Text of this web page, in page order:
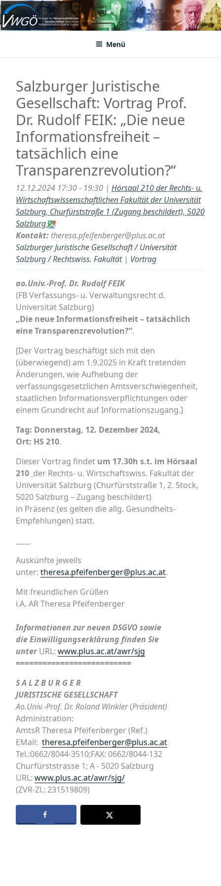
Zum
Inhalt
springenVWGÖ
Federation of Austrian Scientific Societies
Menü
Salzburger Juristische
Gesellschaft: Vortrag Prof.
Dr. Rudolf FEIK: „Die neue
Informationsfreiheit –
tatsächlich eine
Transparenzrevolution?“
12.12.2024 17:30 - 19:30 | Hörsaal 210 der Rechts- u.
Wirtschaftswissenschaftlichen Fakultät der Universität
Salzburg, Churfürststraße 1 (Zugang beschildert), 5020
Salzburg
Kontakt: theresa.pfeifenberger@plus.ac.at
Salzburger Juristische Gesellschaft / Universität
Salzburg / Rechtswiss. Fakultät| Vortrag
ao.Univ.-Prof. Dr. Rudolf FEIK
(FB Verfassungs- u. Verwaltungsrecht d.
Universität Salzburg)
„Die neue Informationsfreiheit – tatsächlich
eine Transparenzrevolution?“.
[Der Vortrag beschäftigt sich mit den
(überwiegend) am 1.9.2025 in Kraft tretenden
Änderungen, wie Aufhebung der
verfassungsgesetzlichen Amtsverschwiegenheit,
staatlichen Informationsverpflichtungen oder
einem Grundrecht auf Informationszugang.]
Tag: Donnerstag, 12. Dezember 2024,
Ort: HS 210.
Dieser Vortrag findet um 17.30h s.t. im Hörsaal
210 der Rechts- u. Wirtschaftswiss. Fakultät der
Universität Salzburg (Churfürststraße 1, 2. Stock,
5020 Salzburg – Zugang beschildert)
in Präsenz (es gelten die allg. Gesundheits-
Empfehlungen) statt.
Auskünfte jeweils
unter: theresa.pfeifenberger@plus.ac.at.
Mit freundlichen Grüßen
i.A. AR Theresa Pfeifenberger
Informationen zur neuen DSGVO sowie
dieEinwilligungserklärung finden Sie
unter URL: www.plus.ac.at/awr/sjg
==========================
S A L Z B U R G E R
JURISTISCHE GESELLSCHAFT
Ao.Univ.-Prof. Dr. Roland Winkler(Präsident)
Administration:
AmtsR Theresa Pfeifenberger (Ref.)
EMail: theresa.pfeifenberger@plus.ac.at
Tel.:0662/8044-3510;FAX: 0662/8044-132
Churfürststrasse 1; A ‑ 5020 Salzburg
URL: www.plus.ac.at/awr/sjg/
(ZVR-Zl.: 231519809)